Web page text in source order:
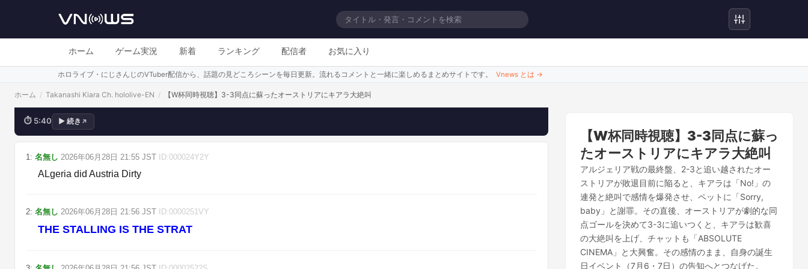
ホーム ゲーム実況 新着 ランキング 配信者 お気に入り
ホロライブ・にじさんじのVTuber配信から、話題の見どころシーンを毎日更新。流れるコメントと一緒に楽しめるまとめサイトです。 Vnews とは →
ホーム / Takanashi Kiara Ch. hololive-EN / 【W杯同時視聴】3-3同点に蘇ったオーストリアにキアラ大絶叫
💬WHAT THE FUUUUUUUUUUUUUUUUUUUUUUUUUCK
Sorry, baby.
⏱ 5:40 ▶ 続き ↗
【W杯同時視聴】3-3同点に蘇っ
たオーストリアにキアラ大絶叫
アルジェリア戦の最終盤、2-3と追い越されたオー
ストリアが敗退目前に陥ると、キアラは「No!」の
連発と絶叫で感情を爆発させ、ペットに「Sorry,
baby」と謝罪。その直後、オーストリアが劇的な同
点ゴールを決めて3-3に追いつくと、キアラは歓喜
の大絶叫を上げ、チャットも「ABSOLUTE
CINEMA」と大興奮。その感情のまま、自身の誕生
日イベント（7月6・7日）の告知へとつなげた。
1: 名無し 2026年06月28日 21:55 JST ID:000024Y2Y
ALgeria did Austria Dirty
2: 名無し 2026年06月28日 21:56 JST ID:0000251VY
THE STALLING IS THE STRAT